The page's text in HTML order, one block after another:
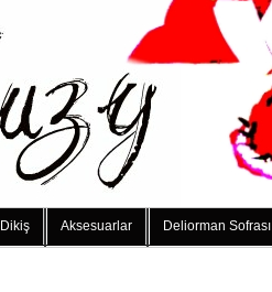
Dikiş Aksesuarlar Deliorman Sofrası